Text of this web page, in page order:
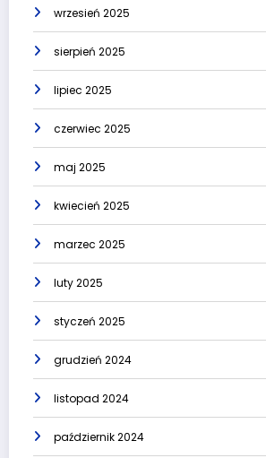
wrzesień 2025
sierpień 2025
lipiec 2025
czerwiec 2025
maj 2025
kwiecień 2025
marzec 2025
luty 2025
styczeń 2025
grudzień 2024
listopad 2024
październik 2024